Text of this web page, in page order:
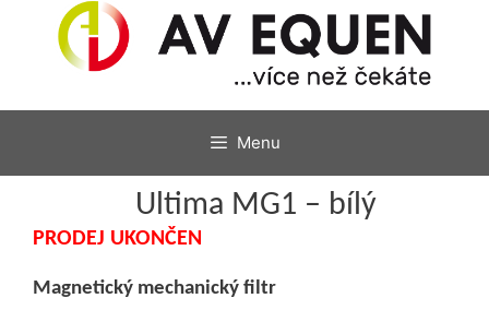
Menu
Ultima MG1 – bílý
PRODEJ UKONČEN
Magnetický mechanický filtr